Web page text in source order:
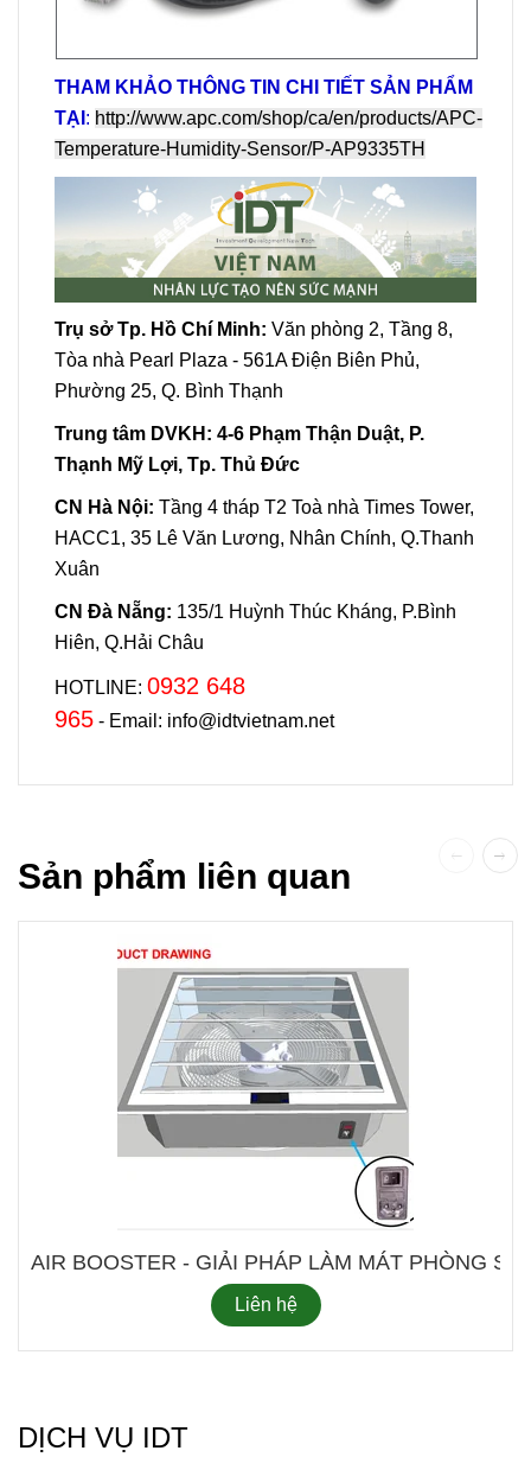
THAM KHẢO THÔNG TIN CHI TIẾT SẢN PHẨM
TẠI : http://www.apc.com/shop/ca/en/products/APC-
Temperature-Humidity-Sensor/P-AP9335TH
Trụ sở Tp. Hồ Chí Minh: Văn phòng 2, Tầng 8,
Tòa nhà Pearl Plaza - 561A Điện Biên Phủ,
Phường 25, Q. Bình Thạnh
Trung tâm DVKH: 4-6 Phạm Thận Duật, P.
Thạnh Mỹ Lợi, Tp. Thủ Đức
CN Hà Nội: Tầng 4 tháp T2 Toà nhà Times Tower,
HACC1, 35 Lê Văn Lương, Nhân Chính, Q.Thanh
Xuân
CN Đà Nẵng: 135/1 Huỳnh Thúc Kháng, P.Bình
Hiên, Q.Hải Châu
HOTLINE: 0932 648
965 - Email: info@idtvietnam.net
Sản phẩm liên quan
AIR BOOSTER - GIẢI PHÁP LÀM MÁT
Liên hệ
DỊCH VỤ IDT